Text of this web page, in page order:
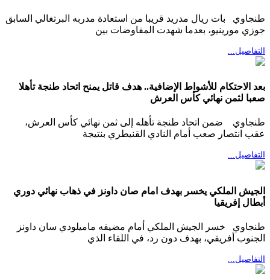
طنجاوي بات ريال مدريد قريبا من استعادة مدربه البرتغالي السابق
جوزي مورينيو، بعدما شهدت المفاوضات بين
التفاصيل...
بعد الاحتكام للأشواط الإضافية.. هدف قاتل يمنح اتحاد طنجة تأهلا
صعبا لثمن نهائي كأس العرش
طنجاوي ضمن اتحاد طنجة تأهله إلى ثمن نهائي كأس العرش،
عقب انتصار صعب أمام النادي القنيطري بنتيجة
التفاصيل...
الجيش الملكي يخسر بهدف امام صان داونز في ذهاب نهائي دوري
أبطال إفريقيا
طنجاوي خسر الجيش الملكي أمام مضيفه ماميلودي سان داونز
الجنوب أفريقي، بهدف دون رد، في اللقاء الذي
التفاصيل...